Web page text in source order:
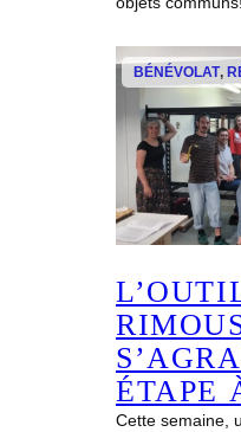
BÉNÉVOLAT,
ÉTAPE
Cette semaine,